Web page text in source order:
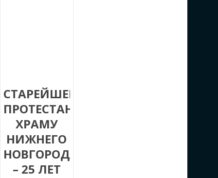
СТАРЕЙШЕМУ
ПРОТЕСТАНТСКОМУ
ХРАМУ
НИЖНЕГО
НОВГОРОДА
– 25 ЛЕТ